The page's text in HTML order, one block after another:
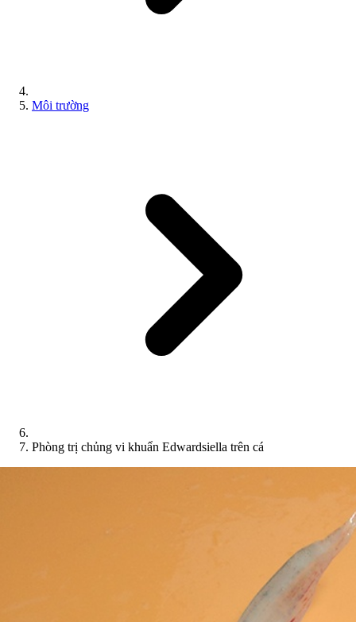
Môi trường
Phòng trị chủng vi khuẩn Edwardsiella trên cá